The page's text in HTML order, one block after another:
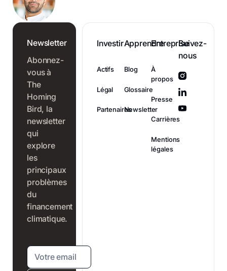
Newsletter
Abonnez-
vous à
The
Homing
Bird, la
newsletter
qui
explore
les
principaux
problèmes
du
financement
climatique.
Investir
Actifs
Légal
Partenaires
Apprendre
Blog
Glossaire
Newsletter
Entreprise
À
propos
Presse
Carrières
Mentions
légales
Suivez-
nous